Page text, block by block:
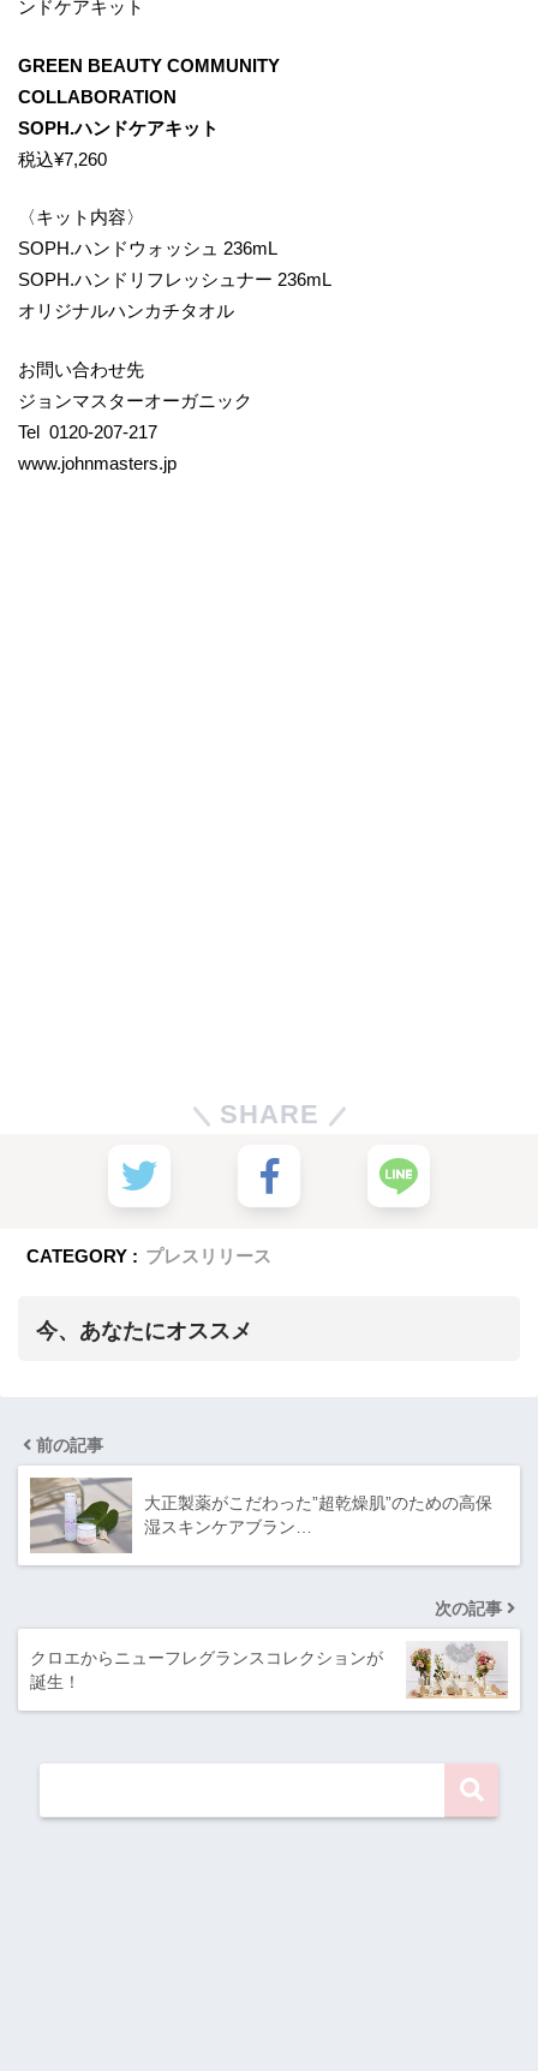
ンドケアキット
GREEN BEAUTY COMMUNITY
COLLABORATION
SOPH.ハンドケアキット
税込¥7,260
〈キット内容〉
SOPH.ハンドウォッシュ 236mL
SOPH.ハンドリフレッシュナー 236mL
オリジナルハンカチタオル
お問い合わせ先
ジョンマスターオーガニック
Tel 0120-207-217
www.johnmasters.jp
SHARE
CATEGORY : プレスリリース
今、あなたにオススメ
前の記事
大正製薬がこだわった”超乾燥肌”のための高保
湿スキンケアブラン…
次の記事
クロエからニューフレグランスコレクションが
誕生！